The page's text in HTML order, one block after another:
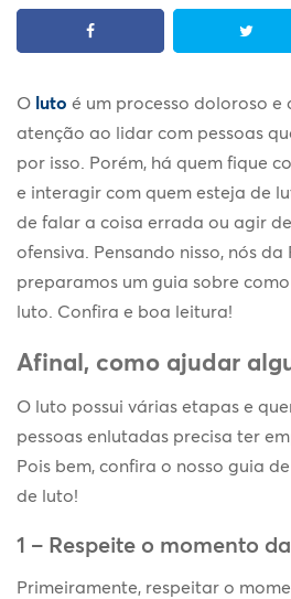
O luto é um processo doloroso e
atenção ao lidar com pessoas
por isso. Porém, há quem fique
e interagir com quem esteja de
de falar a coisa errada ou agir
ofensiva. Pensando nisso, nós da
preparamos um guia sobre
luto. Confira e boa leitura!
Afinal, como ajudar
O luto possui várias etapas e
pessoas enlutadas precisa ter
Pois bem, confira o nosso guia
de luto!
1 – Respeite o momento
Primeiramente, respeitar o